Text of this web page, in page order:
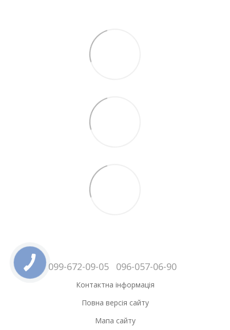
099-672-09-05 096-057-06-90
Контактна інформація
Повна версія сайту
Мапа сайту